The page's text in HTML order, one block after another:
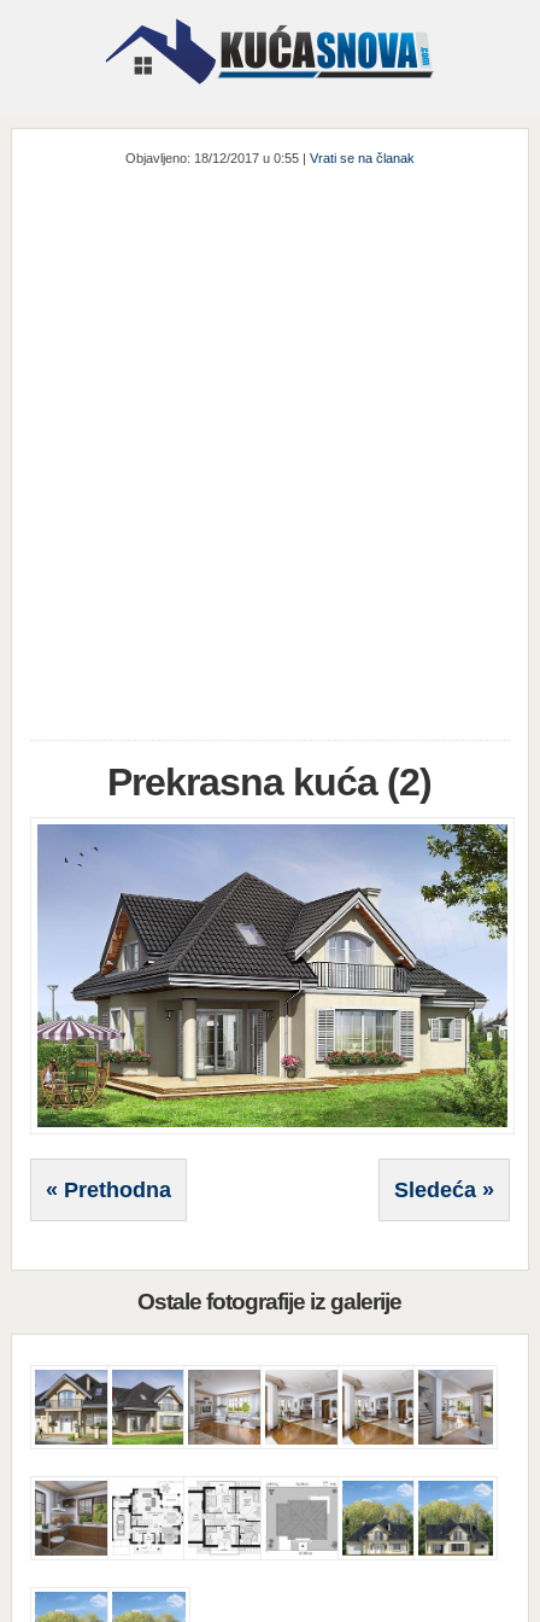
Objavljeno: 18/12/2017 u 0:55 | Vrati se na članak
Prekrasna kuća (2)
« Prethodna Sledeća »
Ostale fotografije iz galerije